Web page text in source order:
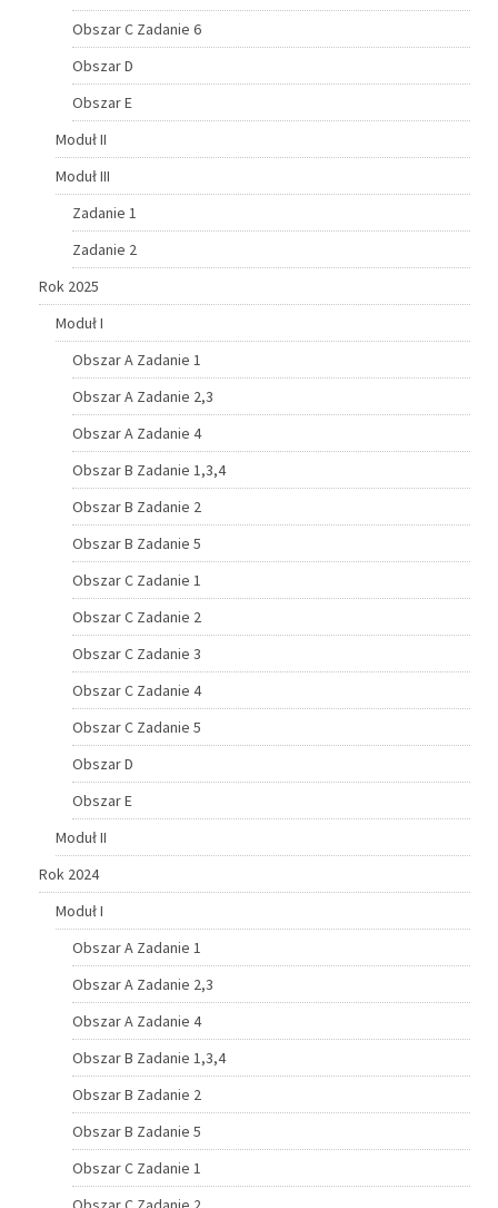
Obszar C Zadanie 6
Obszar D
Obszar E
Moduł II
Moduł III
Zadanie 1
Zadanie 2
Rok 2025
Moduł I
Obszar A Zadanie 1
Obszar A Zadanie 2,3
Obszar A Zadanie 4
Obszar B Zadanie 1,3,4
Obszar B Zadanie 2
Obszar B Zadanie 5
Obszar C Zadanie 1
Obszar C Zadanie 2
Obszar C Zadanie 3
Obszar C Zadanie 4
Obszar C Zadanie 5
Obszar D
Obszar E
Moduł II
Rok 2024
Moduł I
Obszar A Zadanie 1
Obszar A Zadanie 2,3
Obszar A Zadanie 4
Obszar B Zadanie 1,3,4
Obszar B Zadanie 2
Obszar B Zadanie 5
Obszar C Zadanie 1